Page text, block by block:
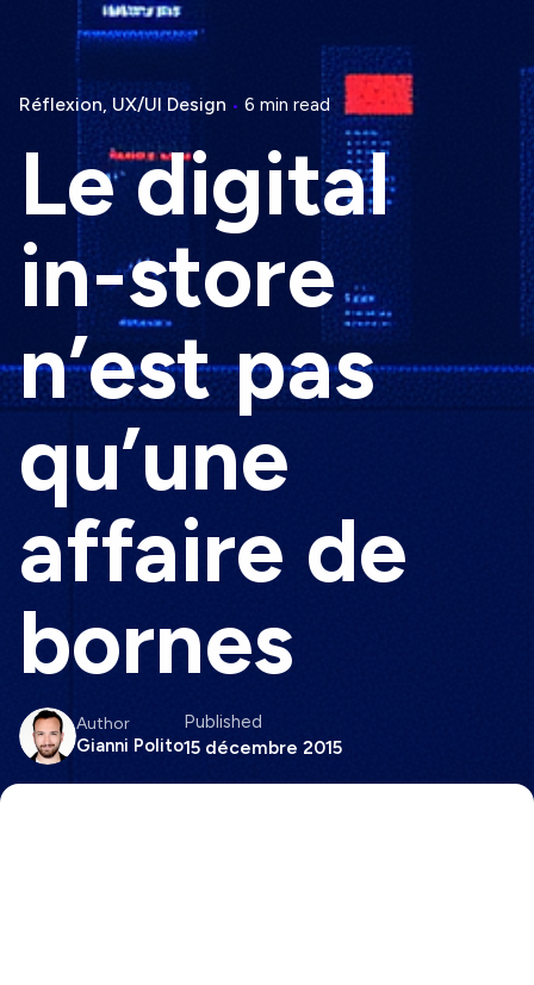
Réflexion UX/UI Design 6 min read
Le digital
in-store
n’est pas
qu’une
affaire de
bornes
Author
Gianni Polito
Published
15 décembre 2015